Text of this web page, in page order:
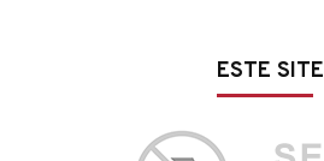
ESTE SITE